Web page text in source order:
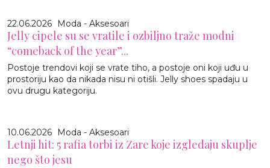
22.06.2026 Moda - Aksesoari
Jelly cipele su se vratile i ozbiljno traže modni
“comeback of the year”...
Postoje trendovi koji se vrate tiho, a postoje oni koji uđu u
prostoriju kao da nikada nisu ni otišli. Jelly shoes spadaju u
ovu drugu kategoriju.
10.06.2026 Moda - Aksesoari
Letnji hit: 5 rafia torbi iz Zare koje izgledaju skuplje
nego što jesu